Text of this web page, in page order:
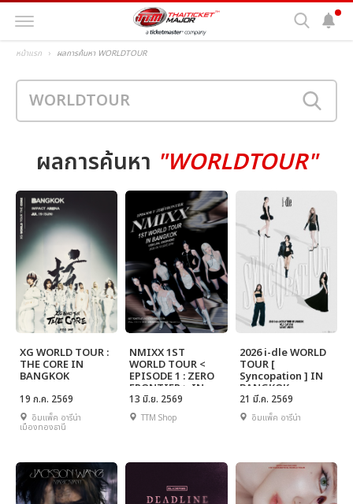
หน้าแรก ผลการค้นหา WORLDTOUR
ผลการค้นหา "WORLDTOUR"
XG WORLD TOUR :
THE CORE IN
BANGKOK
19 ก.ค. 2569
อิมแพ็ค อารีน่า
เมืองทองธานี
NMIXX 1ST
WORLD TOUR <
EPISODE 1 : ZERO
FRONTIER > IN
BANGKOK
13 มิ.ย. 2569
TTM Shop
2026 i-dle WORLD
TOUR [
Syncopation ] IN
BANGKOK
21 มี.ค. 2569
อิมแพ็ค อารีน่า